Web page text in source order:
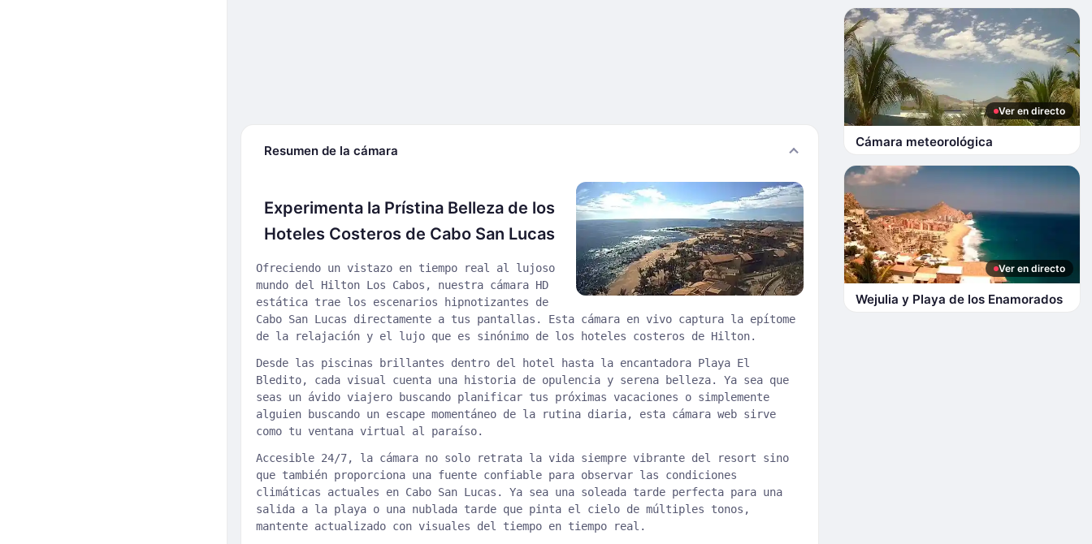
Resumen de la cámara
Experimenta la Prístina Belleza de los
Hoteles Costeros de Cabo San Lucas
Ofreciendo un vistazo en tiempo real al lujoso
mundo del Hilton Los Cabos, nuestra cámara HD
estática trae los escenarios hipnotizantes de
Cabo San Lucas directamente a tus pantallas. Esta cámara en vivo captura la epítome
de la relajación y el lujo que es sinónimo de los hoteles costeros de Hilton.
Desde las piscinas brillantes dentro del hotel hasta la encantadora Playa El
Bledito, cada visual cuenta una historia de opulencia y serena belleza. Ya sea que
seas un ávido viajero buscando planificar tus próximas vacaciones o simplemente
alguien buscando un escape momentáneo de la rutina diaria, esta cámara web sirve
como tu ventana virtual al paraíso.
Accesible 24/7, la cámara no solo retrata la vida siempre vibrante del resort sino
que también proporciona una fuente confiable para observar las condiciones
climáticas actuales en Cabo San Lucas. Ya sea una soleada tarde perfecta para una
salida a la playa o una nublada tarde que pinta el cielo de múltiples tonos,
mantente actualizado con visuales del tiempo en tiempo real.
Ver en directo
Cámara meteorológica
Ver en directo
Wejulia y Playa de los Enamorados